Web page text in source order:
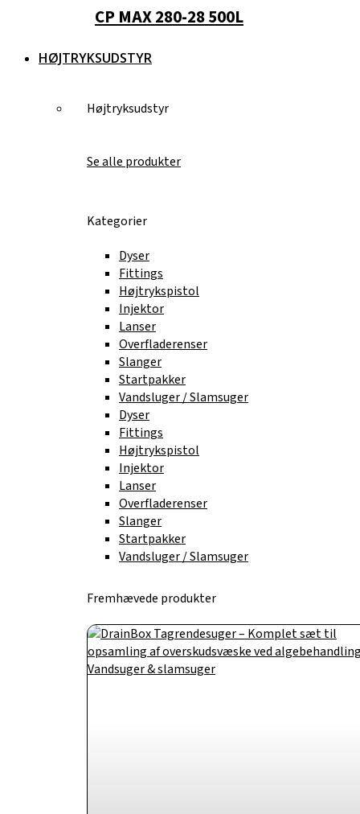
CP MAX 280-28 500L
HØJTRYKSUDSTYR
Højtryksudstyr
Se alle produkter
Kategorier
Dyser
Fittings
Højtrykspistol
Injektor
Lanser
Overfladerenser
Slanger
Startpakker
Vandsluger / Slamsuger
Dyser
Fittings
Højtrykspistol
Injektor
Lanser
Overfladerenser
Slanger
Startpakker
Vandsluger / Slamsuger
Fremhævede produkter